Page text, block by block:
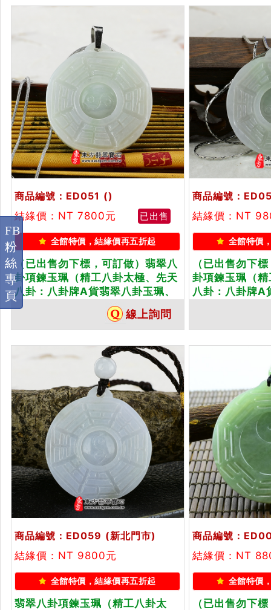
雙證書
商品編號：ED051 ()
結緣價：NT 7800元
已出售
全館特價，結緣價再五折起
（已出售勿下標，可訂做）翡翠八
卦項鍊玉珮（精工八卦太極、先天
八卦：八卦牌A貨翡翠八卦玉珮、
緬甸玉八卦玉墜）。糯種帶紫羅蘭
八卦，ED051。客製化訂做各種翡
翠八卦吊墜玉珮項鍊。★附A貨翡
翠雙證書
線上詢問
商品編號：
結緣價：NT
全館特價
（已出售勿下
卦項鍊玉珮（
八卦：八卦牌A
八卦吊墜玉珮
雙證書
商品編號：ED059 (新北門市)
結緣價：NT 9800元
全館特價，結緣價再五折起
翡翠八卦項鍊玉珮（精工八卦太
商品編號：
結緣價：NT
全館特價
（已出售勿下
FB
粉
絲
專
頁